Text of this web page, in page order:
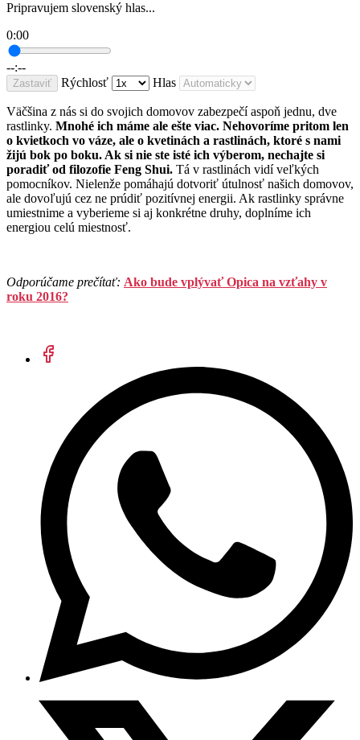
Pripravujem slovenský hlas...
0:00
--:--
Zastaviť Rýchlosť Hlas
Väčšina z nás si do svojich domovov zabezpečí aspoň jednu, dve
rastlinky. Mnohé ich máme ale ešte viac. Nehovoríme pritom len
o kvietkoch vo váze, ale o kvetinách a rastlinách, ktoré s nami
žijú bok po boku. Ak si nie ste isté ich výberom, nechajte si
poradiť od filozofie Feng Shui. Tá v rastlinách vidí veľkých
pomocníkov. Nielenže pomáhajú dotvoriť útulnosť našich domovov,
ale dovoľujú cez ne prúdiť pozitívnej energii. Ak rastlinky správne
umiestnime a vyberieme si aj konkrétne druhy, doplníme ich
energiou celú miestnosť.
Odporúčame prečítať: Ako bude vplývať Opica na vzťahy v
roku 2016?